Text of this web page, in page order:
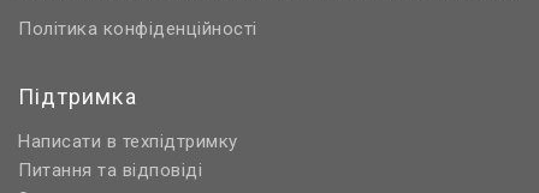
Політика конфіденційності
Підтримка
Написати в техпідтримку
Питання та відповіді